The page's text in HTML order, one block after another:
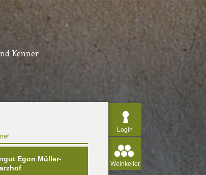
Kenner
Login
Weinkeller
Egon Müller-